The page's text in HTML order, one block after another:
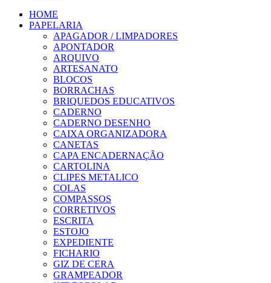
HOME
PAPELARIA
APAGADOR / LIMPADORES
APONTADOR
ARQUIVO
ARTESANATO
BLOCOS
BORRACHAS
BRIQUEDOS EDUCATIVOS
CADERNO
CADERNO DESENHO
CAIXA ORGANIZADORA
CANETAS
CAPA ENCADERNAÇÃO
CARTOLINA
CLIPES METALICO
COLAS
COMPASSOS
CORRETIVOS
ESCRITA
ESTOJO
EXPEDIENTE
FICHARIO
GIZ DE CERA
GRAMPEADOR